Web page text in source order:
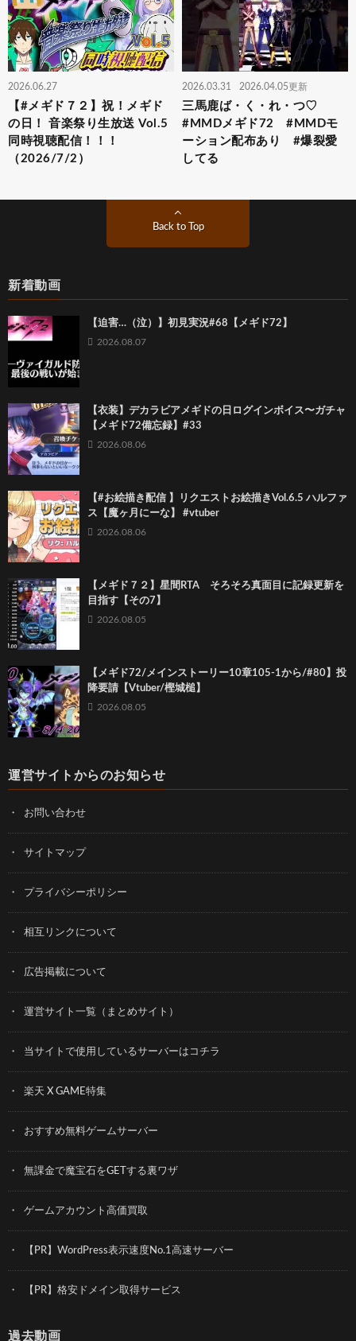
2026.06.27
【#メギド７２】祝！メギド
の日！ 音楽祭り生放送 Vol.5
同時視聴配信！！！
（2026/7/2）
2026.03.31 2026.04.05更新
三馬鹿ば・く・れ・つ♡
#MMDメギド72 #MMDモ
ーション配布あり #爆裂愛
してる
Back to Top
新着動画
【迫害…（泣）】初見実況#68【メギド72】
2026.08.07
【衣装】デカラビアメギドの日ログインボイス〜ガチャ
【メギド72備忘録】#33
2026.08.06
【#お絵描き配信 】リクエストお絵描きVol.6.5 ハルファ
ス【魔ヶ月にーな】 #vtuber
2026.08.06
【メギド７２】星間RTA そろそろ真面目に記録更新を
目指す【その7】
2026.08.05
【メギド72/メインストーリー10章105-1から/#80】投
降要請【Vtuber/樫城槌】
2026.08.05
運営サイトからのお知らせ
お問い合わせ
サイトマップ
プライバシーポリシー
相互リンクについて
広告掲載について
運営サイト一覧（まとめサイト）
当サイトで使用しているサーバーはコチラ
楽天 X GAME特集
おすすめ無料ゲームサーバー
無課金で魔宝石をGETする裏ワザ
ゲームアカウント高価買取
【PR】WordPress表示速度No.1高速サーバー
【PR】格安ドメイン取得サービス
過去動画